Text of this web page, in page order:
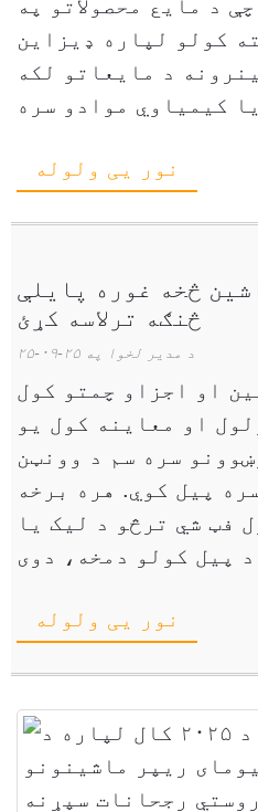
د مایع محصولاتو په
کولو لپاره ډیزاین
د مایعاتو لکه
کیمیاوي موادو سره
نور یی ولوله
څخه غوره پایلې
څنګه ترلاسه کړئ
د مدیر لخوا په ۲۵-۰۹-۲۵
او اجزاو چمتو کول
او معاینه کول یو
سره سم د وونټن
پیل کوي. هره برخه
فټ شي ترڅو د لیک یا
پیل کولو دمخه، دوی
نور یی ولوله